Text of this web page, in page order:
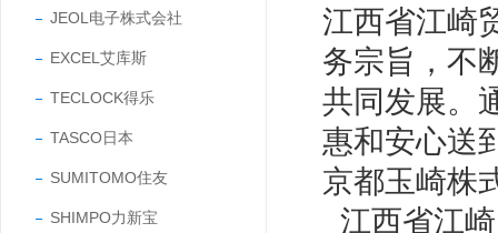
JEOL电子株式会社
EXCEL艾库斯
TECLOCK得乐
TASCO日本
SUMITOMO住友
SHIMPO力新宝
江西省江崎
务宗旨，不
共同发展。
惠和安心送
京都玉崎株
江西省江